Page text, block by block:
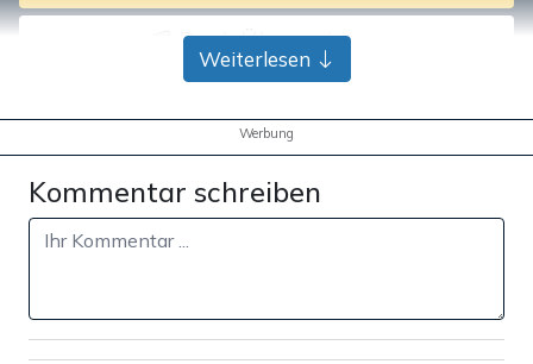
Bank-Überweisung
Weiterlesen
Werbung
Kommentar schreiben